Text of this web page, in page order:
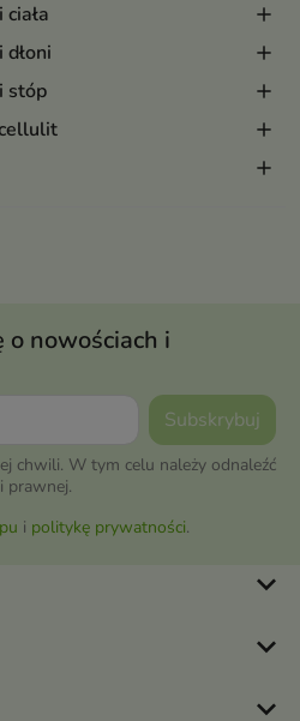
stóp
o nowościach i
chwili. W tym celu należy odnaleźć
prawnej.
i politykę prywatności.
keyboard_arrow_down
keyboard_arrow_down
keyboard_arrow_down